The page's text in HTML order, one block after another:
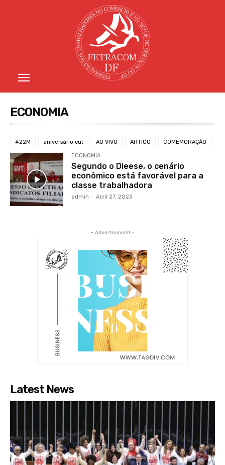
ECONOMIA
#22M aniversário cut AO VIVO ARTIGO COMEMORAÇÃO
ECONOMIA
Segundo o Dieese, o cenário
econômico está favorável para a
classe trabalhadora
admin - Abril 27, 2023
- Advertisement -
Latest News